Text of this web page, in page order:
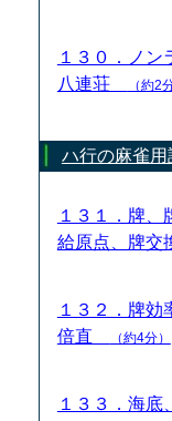
１３０．ノン
八連荘
（約2
ハ行の麻雀用
１３１．牌、
給原点、牌
１３２．牌効
倍直
（約4分）
１３３．海底